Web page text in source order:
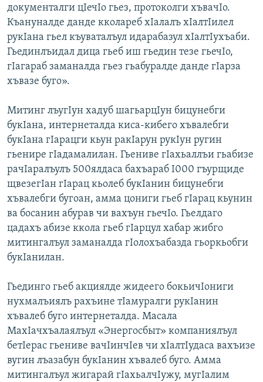
документалги цIечIо гьез, протоколги хъвачIо.
Къануналде данде кколареб хIалалъ хIалтIилел
рукIана гьел къуваталъул идарабазул хIалтIухъаби.
Гьединлъидал дица гьеб иш гьедин тезе гьечIо,
гIагараб заманалда гьез гьабуралде данде гIарза
хъвазе буго».
Митинг лъугIун хадуб шагьарцIун бицунебги
букIана, интернеталда киса-кибего хъвалебги
букIана гIарацги кьун ракIарун рукIун ругин
гьенире гIадамалилан. Гьениве гIахьаллъи гьабизе
рачIаралъулъ 500ялдаса бахъараб I000 гъурщиде
щвезегIан гIарац кьолеб букIанин бицунебги
хъвалебги бугоан, амма цониги гьеб гIарац кьунин
ва босанин абурав чи вахъун гьечIо. Гьелдаго
цадахъ абизе ккола гьеб гIарцул хабар жибго
митингалъул заманалда гIолохъабазда гьоркьобги
букIанилан.
Гьединго гьеб акциялде жидеего бокьичIониги
нухмалъиялъ рахъине тIамуралги рукIанин
хъвалеб буго интернеталда. Масала
МахIачхъалаялъул «Энергосбыт» компаниялъул
бетIерас гьениве вачIинчIев чи хIалтIудаса вахъизе
вугин лъазабун букIанин хъвалеб буго. Амма
митингалъул жигарай гIахьалчIужу, мугIалим